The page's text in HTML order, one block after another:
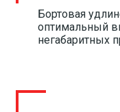
Бортовая
оптимальный
негабаритных